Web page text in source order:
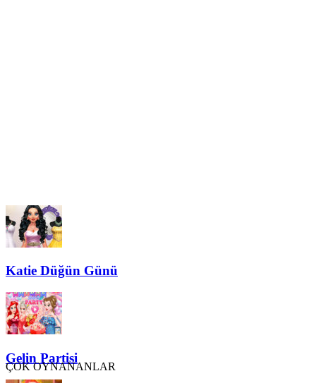
Katie Düğün Günü
Gelin Partisi
ÇOK OYNANANLAR